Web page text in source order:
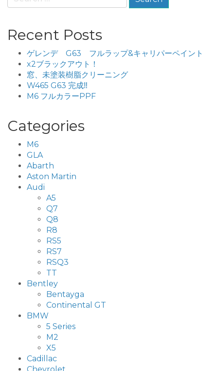
for:
Recent Posts
ゲレンデ G63 フルラップ&キャリパーペイント
x2ブラックアウト！
窓、未塗装樹脂クリーニング
W465 G63 完成‼️
M6 フルカラーPPF
Categories
M6
GLA
Abarth
Aston Martin
Audi
A5
Q7
Q8
R8
RS5
RS7
RSQ3
TT
Bentley
Bentayga
Continental GT
BMW
5 Series
M2
X5
Cadillac